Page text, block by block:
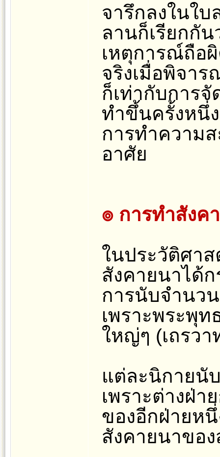
จารึกลงในใ
ลานก็เรียกกั
เหตุการณ์ถือ
จริงเมื่อพิจา
ก็เท่ากับการจั
ทำขึ้นครั้งหนึ่
การทำความ
อาศัย
๏ การทำสังค
ในประวัติศา
สังคายนาได้
การนับจำนว
เพราะพระพุ
ใหญ่ๆ (เถรว
แต่ละนิกายนั
เพราะต่างฝ่
ของอีกฝ่ายห
สังคายนาขอ